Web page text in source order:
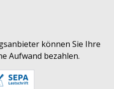
können Sie Ihre
Aufwand bezahlen.